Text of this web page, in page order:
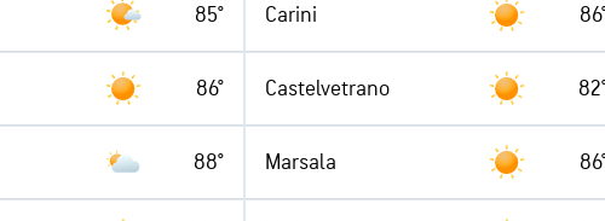
85° Carini
86° Castelvetrano
88° Marsala